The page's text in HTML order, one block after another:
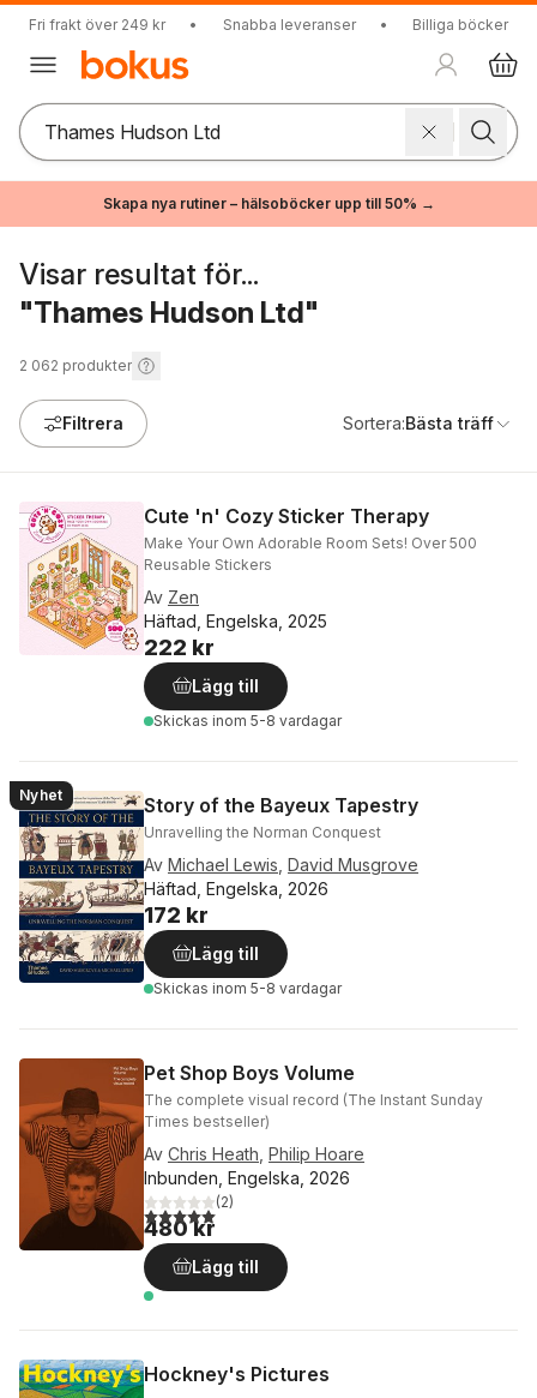
Fri frakt över 249 kr • Snabba leveranser • Billiga böcker
Skapa nya rutiner – hälsoböcker upp till 50% →
Visar resultat för...
"Thames Hudson Ltd"
2 062 produkter
Filtrera Sortera:Bästa träff
Cute 'n' Cozy Sticker Therapy
Make Your Own Adorable Room Sets! Over 500
Reusable Stickers
Av Zen
Häftad, Engelska, 2025
222 kr
Lägg till
Skickas inom 5-8 vardagar
Nyhet Story of the Bayeux Tapestry
Unravelling the Norman Conquest
Av Michael Lewis David Musgrove
Häftad, Engelska, 2026
172 kr
Lägg till
Skickas inom 5-8 vardagar
Pet Shop Boys Volume
The complete visual record (The Instant Sunday
Times bestseller)
Av Chris Heath Philip Hoare
Inbunden, Engelska, 2026
5,0utav 5 stjärnor. Totalt antal röster:
(2)
480 kr
Lägg till
Hockney's Pictures